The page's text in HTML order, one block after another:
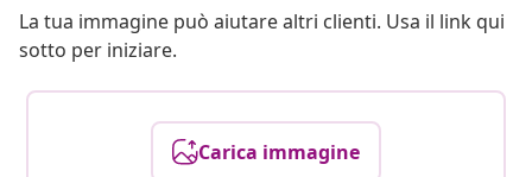
La tua immagine può aiutare altri clienti. Usa il link qui
sotto per iniziare.
Carica immagine